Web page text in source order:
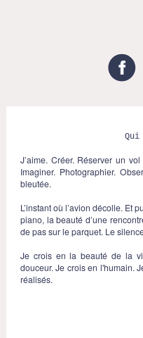
J’aime. Créer. Réserver un
Imaginer. Photographier.
bleutée.
L’instant où l’avion décolle. Et
piano, la beauté d’une
de pas sur le parquet. Le
Je crois en la beauté de la
douceur. Je crois en l'humain.
réalisés.